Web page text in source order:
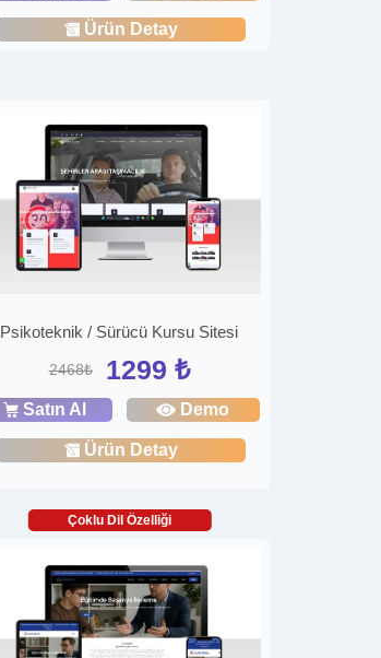
Ürün Detay
Psikoteknik / Sürücü Kursu Sitesi
2468₺ 1299 ₺
Satın Al Demo
Ürün Detay
Çoklu Dil Özelliği